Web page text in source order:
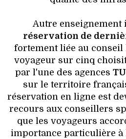
Autre enseignement
réservation de
fortement liée au
voyageur sur cinq
par l'une des agences
sur le territoire
réservation en ligne est
recours aux conseillers
que les voyageurs
importance particulière à